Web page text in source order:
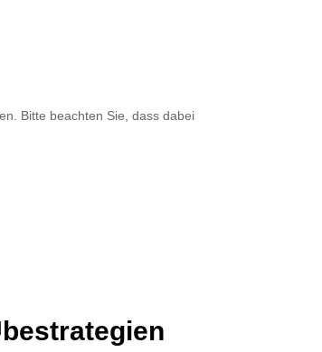
Bitte beachten Sie, dass dabei